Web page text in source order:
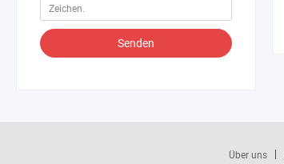
Senden
Über uns